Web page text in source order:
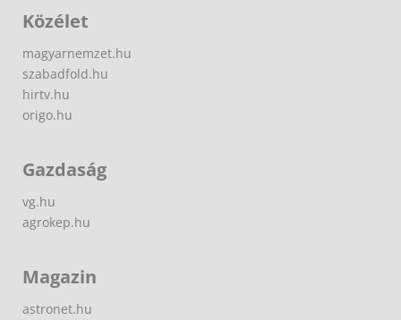
Közélet
magyarnemzet.hu
szabadfold.hu
hirtv.hu
origo.hu
Gazdaság
vg.hu
agrokep.hu
Magazin
astronet.hu